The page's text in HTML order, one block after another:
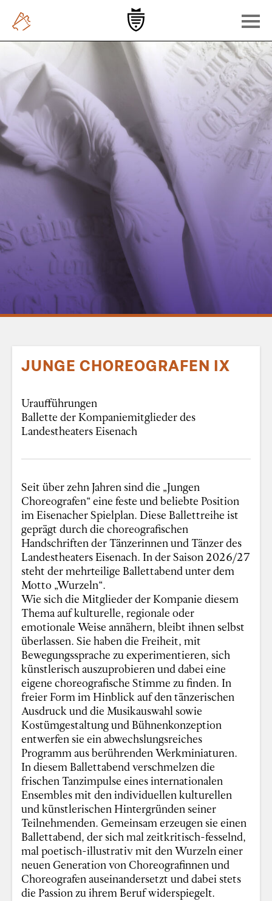
JUNGE CHOREOGRAFEN IX
Uraufführungen
Ballette der Kompaniemitglieder des
Landestheaters Eisenach
Seit über zehn Jahren sind die „Jungen
Choreografen“ eine feste und beliebte Position
im Eisenacher Spielplan. Diese Ballettreihe ist
geprägt durch die choreografischen
Handschriften der Tänzerinnen und Tänzer des
Landestheaters Eisenach. In der Saison 2026/27
steht der mehrteilige Ballettabend unter dem
Motto „Wurzeln“.
Wie sich die Mitglieder der Kompanie diesem
Thema auf kulturelle, regionale oder
emotionale Weise annähern, bleibt ihnen selbst
überlassen. Sie haben die Freiheit, mit
Bewegungssprache zu experimentieren, sich
künstlerisch auszuprobieren und dabei eine
eigene choreografische Stimme zu finden. In
freier Form im Hinblick auf den tänzerischen
Ausdruck und die Musikauswahl sowie
Kostümgestaltung und Bühnenkonzeption
entwerfen sie ein abwechslungsreiches
Programm aus berührenden Werkminiaturen.
In diesem Ballettabend verschmelzen die
frischen Tanzimpulse eines internationalen
Ensembles mit den individuellen kulturellen
und künstlerischen Hintergründen seiner
Teilnehmenden. Gemeinsam erzeugen sie einen
Ballettabend, der sich mal zeitkritisch-fesselnd,
mal poetisch-illustrativ mit den Wurzeln einer
neuen Generation von Choreografinnen und
Choreografen auseinandersetzt und dabei stets
die Passion zu ihrem Beruf widerspiegelt.